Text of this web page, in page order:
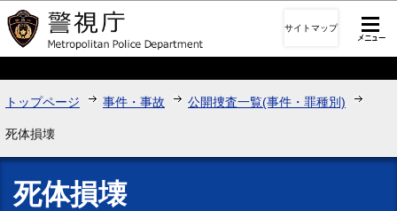
このページの本文へ移動
サイトマップ
トップページ 事件・事故 公開捜査一覧(事件・罪種別)
死体損壊
死体損壊